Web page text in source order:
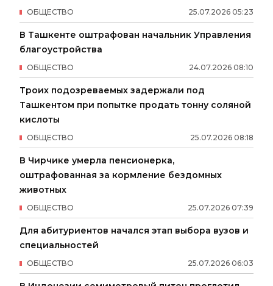
25.07.2026 05:23
ОБЩЕСТВО
В Ташкенте оштрафован начальник Управления
благоустройства
24.07.2026 08:10
ОБЩЕСТВО
Троих подозреваемых задержали под
Ташкентом при попытке продать тонну соляной
кислоты
25.07.2026 08:18
ОБЩЕСТВО
В Чирчике умерла пенсионерка,
оштрафованная за кормление бездомных
животных
25.07.2026 07:39
ОБЩЕСТВО
Для абитуриентов начался этап выбора вузов и
специальностей
25.07.2026 06:03
ОБЩЕСТВО